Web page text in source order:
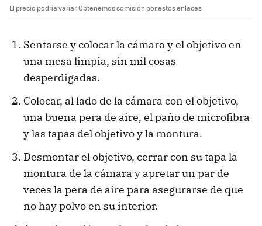
El precio podría variar. Obtenemos comisión por estos enlaces
Sentarse y colocar la cámara y el objetivo en
una mesa limpia, sin mil cosas
desperdigadas.
Colocar, al lado de la cámara con el objetivo,
una buena pera de aire, el paño de microfibra
y las tapas del objetivo y la montura.
Desmontar el objetivo, cerrar con su tapa la
montura de la cámara y apretar un par de
veces la pera de aire para asegurarse de que
no hay polvo en su interior.